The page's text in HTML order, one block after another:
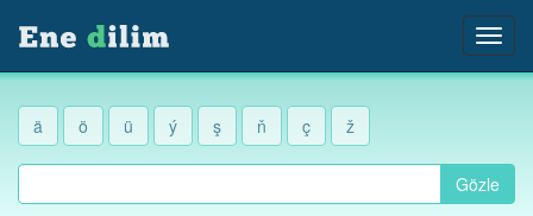
ä ö ü ý ş ň ç ž
Gözle